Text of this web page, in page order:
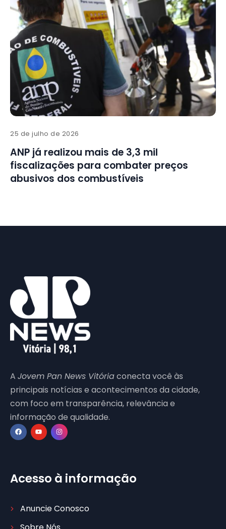
25 de julho de 2026
ANP já realizou mais de 3,3 mil
fiscalizações para combater preços
abusivos dos combustíveis
A Jovem Pan News Vitóriaconecta você às
principais notícias e acontecimentos da cidade,
com foco em transparência, relevância e
informação de qualidade.
Acesso à informação
Anuncie Conosco